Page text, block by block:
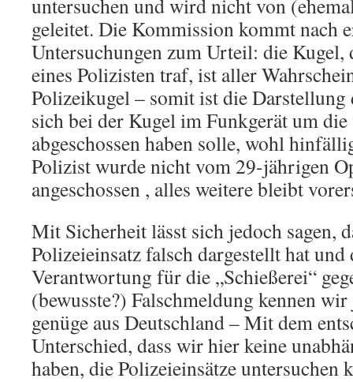
untersuchen und wird nicht von
geleitet. Die Kommission kommt nach
Untersuchungen zum Urteil: die Kugel,
eines Polizisten traf, ist aller
Polizeikugel – somit ist die Darstellung
sich bei der Kugel im Funkgerät um
abgeschossen haben solle, wohl
Polizist wurde nicht vom 29-jährigen
angeschossen , alles weitere bleibt
Mit Sicherheit lässt sich jedoch sagen,
Polizeieinsatz falsch dargestellt hat
Verantwortung für die „Schießerei“
(bewusste?) Falschmeldung kennen
genüge aus Deutschland – Mit dem
Unterschied, dass wir hier keine
haben, die Polizeieinsätze untersuchen